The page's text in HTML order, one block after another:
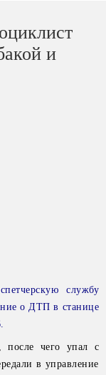
и
службу
о ДТП в станице
после чего упал с
в управление